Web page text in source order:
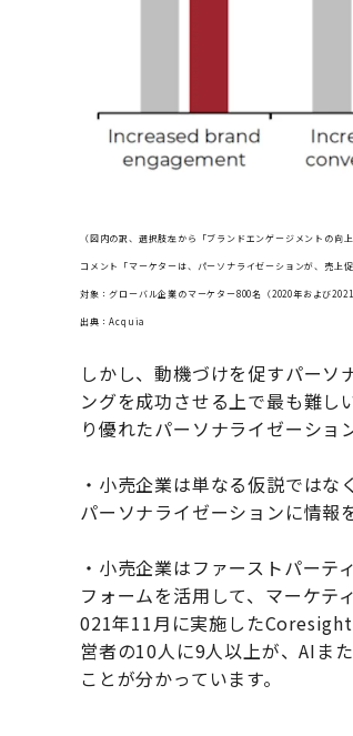
（図内の訳、選択肢左から「ブランドエンゲージメントの
コメント「マーケターは、パーソナライゼーションが、売上
対象：グローバル企業のマーケター800名（2020年および2021
出典：Acquia
しかし、動機づけを促すパーソ
ングを成功させる上で最も難し
り優れたパーソナライゼーショ
・小売企業は単なる仮説ではな
パーソナライゼーションに情報
・小売企業はファーストパー
フォームを活用して、マーケテ
021年11月に実施した
営者の10人に9人以上が、AIま
ことが分かっています。